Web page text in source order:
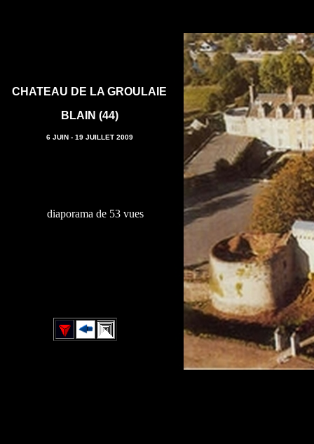
CHATEAU DE LA GROULAIE
BLAIN (44)
6 JUIN - 19 JUILLET 2009
diaporama de 53 vues